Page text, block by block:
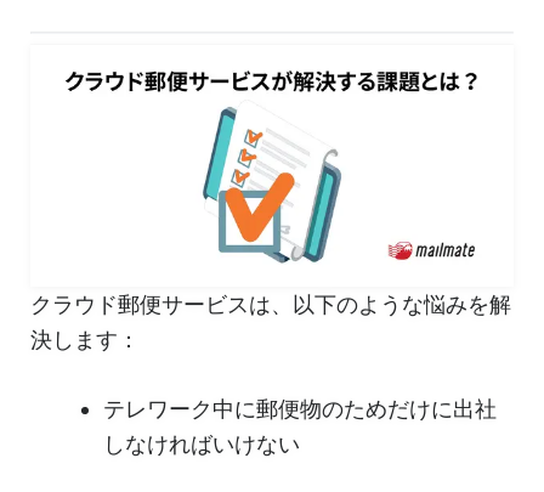
クラウド郵便サービスは、以下のような悩みを解
決します：
テレワーク中に郵便物のためだけに出社
しなければいけない